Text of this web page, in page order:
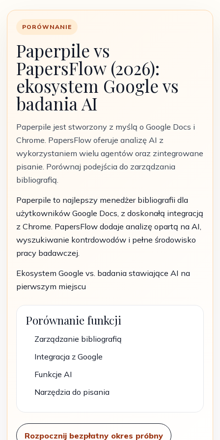
PORÓWNANIE
Paperpile vs
PapersFlow (2026):
ekosystem Google vs
badania AI
Paperpile jest stworzony z myślą o Google Docs i
Chrome. PapersFlow oferuje analizę AI z
wykorzystaniem wielu agentów oraz zintegrowane
pisanie. Porównaj podejścia do zarządzania
bibliografią.
Paperpile to najlepszy menedżer bibliografii dla
użytkowników Google Docs, z doskonałą integracją
z Chrome. PapersFlow dodaje analizę opartą na AI,
wyszukiwanie kontrdowodów i pełne środowisko
pracy badawczej.
Ekosystem Google vs. badania stawiające AI na
pierwszym miejscu
Porównanie funkcji
Zarządzanie bibliografią
Integracja z Google
Funkcje AI
Narzędzia do pisania
Rozpocznij bezpłatny okres próbny